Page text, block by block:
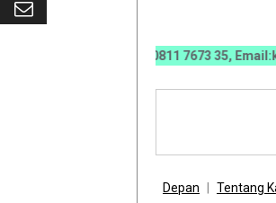
0812 6670 0070 / 0811 7673 35,
Depan Tentang